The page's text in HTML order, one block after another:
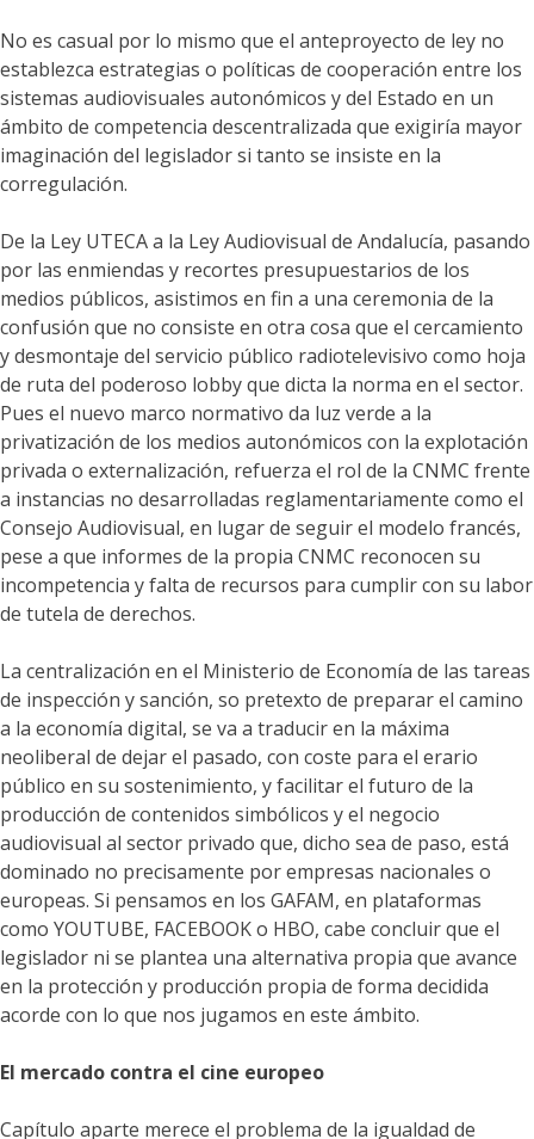
No es casual por lo mismo que el anteproyecto de ley no
establezca estrategias o políticas de cooperación entre los
sistemas audiovisuales autonómicos y del Estado en un
ámbito de competencia descentralizada que exigiría mayor
imaginación del legislador si tanto se insiste en la
corregulación.
De la Ley UTECA a la Ley Audiovisual de Andalucía, pasando
por las enmiendas y recortes presupuestarios de los
medios públicos, asistimos en fin a una ceremonia de la
confusión que no consiste en otra cosa que el cercamiento
y desmontaje del servicio público radiotelevisivo como hoja
de ruta del poderoso lobby que dicta la norma en el sector.
Pues el nuevo marco normativo da luz verde a la
privatización de los medios autonómicos con la explotación
privada o externalización, refuerza el rol de la CNMC frente
a instancias no desarrolladas reglamentariamente como el
Consejo Audiovisual, en lugar de seguir el modelo francés,
pese a que informes de la propia CNMC reconocen su
incompetencia y falta de recursos para cumplir con su labor
de tutela de derechos.
La centralización en el Ministerio de Economía de las tareas
de inspección y sanción, so pretexto de preparar el camino
a la economía digital, se va a traducir en la máxima
neoliberal de dejar el pasado, con coste para el erario
público en su sostenimiento, y facilitar el futuro de la
producción de contenidos simbólicos y el negocio
audiovisual al sector privado que, dicho sea de paso, está
dominado no precisamente por empresas nacionales o
europeas. Si pensamos en los GAFAM, en plataformas
como YOUTUBE, FACEBOOK o HBO, cabe concluir que el
legislador ni se plantea una alternativa propia que avance
en la protección y producción propia de forma decidida
acorde con lo que nos jugamos en este ámbito.
El mercado contra el cine europeo
Capítulo aparte merece el problema de la igualdad de